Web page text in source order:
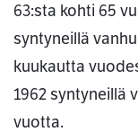
63:sta kohti 65
syntyneillä
kuukautta
1962 syntyneillä
vuotta.